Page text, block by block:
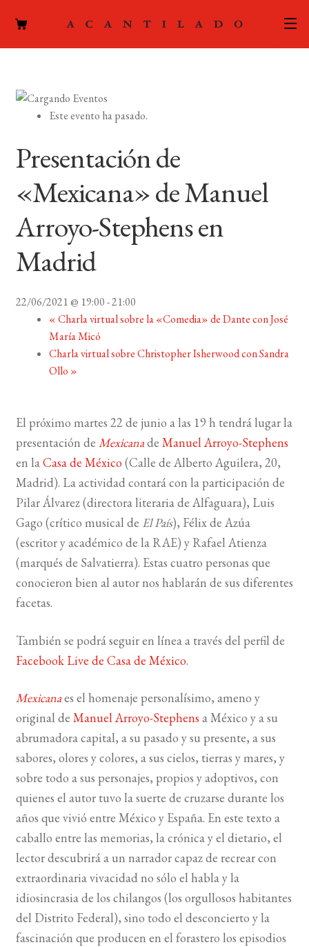
PODCAST
LA EDITORIAL
FOREIGN RIGHTS
Este evento ha pasado.
Presentación de
«Mexicana» de Manuel
Arroyo-Stephens en
Madrid
22/06/2021 @ 19:00-21:00
«Charla virtual sobre la «Comedia» de Dante con José
María Micó
Charla virtual sobre Christopher Isherwood con Sandra
Ollo »
El próximo martes 22 de junio a las 19 h tendrá lugar la
presentación de Mexicanade Manuel Arroyo-Stephens
en laCasa de México (Calle de Alberto Aguilera, 20,
Madrid). La actividad contará con la participación de
Pilar Álvarez (directora literaria de Alfaguara), Luis
Gago (crítico musical de El País), Félix de Azúa
(escritor y académico de la RAE) y Rafael Atienza
(marqués de Salvatierra). Estas cuatro personas que
conocieron bien al autor nos hablarán de sus diferentes
facetas.
También se podrá seguir en línea a través del perfil de
Facebook Live de Casa de México.
Mexicanaes el homenaje personalísimo, ameno y
original de Manuel Arroyo-Stephens a México y a su
abrumadora capital, a su pasado y su presente, a sus
sabores, olores y colores, a sus cielos, tierras y mares, y
sobre todo a sus personajes, propios y adoptivos, con
quienes el autor tuvo la suerte de cruzarse durante los
años que vivió entre México y España. En este texto a
caballo entre las memorias, la crónica y el dietario, el
lector descubrirá a un narrador capaz de recrear con
extraordinaria vivacidad no sólo el habla y la
idiosincrasia de los chilangos (los orgullosos habitantes
del Distrito Federal), sino todo el desconcierto y la
fascinación que producen en el forastero los episodios